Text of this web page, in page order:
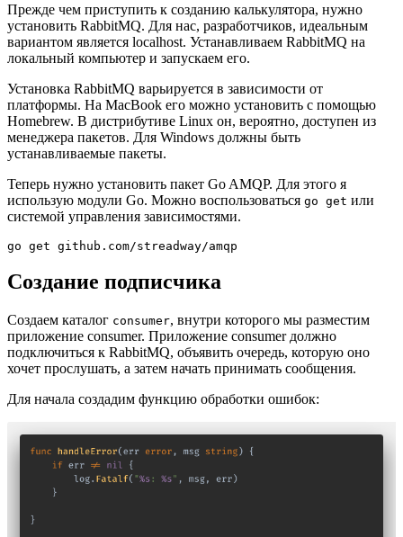
Прежде чем приступить к созданию калькулятора, нужно
установить RabbitMQ. Для нас, разработчиков, идеальным
вариантом является localhost. Устанавливаем RabbitMQ на
локальный компьютер и запускаем его.
Установка RabbitMQ варьируется в зависимости от
платформы. На MacBook его можно установить с помощью
Homebrew. В дистрибутиве Linux он, вероятно, доступен из
менеджера пакетов. Для Windows должны быть
устанавливаемые пакеты.
Теперь нужно установить пакет Go AMQP. Для этого я
использую модули Go. Можно воспользоваться go get или
системой управления зависимостями.
go get github.com/streadway/amqp
Создание подписчика
Создаем каталог consumer, внутри которого мы разместим
приложение consumer. Приложение consumer должно
подключиться к RabbitMQ, объявить очередь, которую оно
хочет прослушать, а затем начать принимать сообщения.
Для начала создадим функцию обработки ошибок: